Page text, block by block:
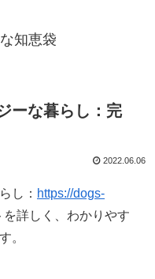
知恵袋
ーな暮らし：完
2022.06.06
し： https://dogs-
を詳しく、わかりやす
。